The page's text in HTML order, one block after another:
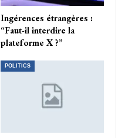
Ingérences étrangères :
“Faut-il interdire la
plateforme X ?”
POLITICS